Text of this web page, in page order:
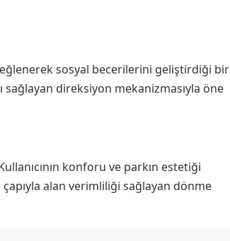
sosyal becerilerini geliştirdiği bir
sağlayan direksiyon mekanizmasıyla öne
konforu ve parkın estetiği
alan verimliliği sağlayan dönme